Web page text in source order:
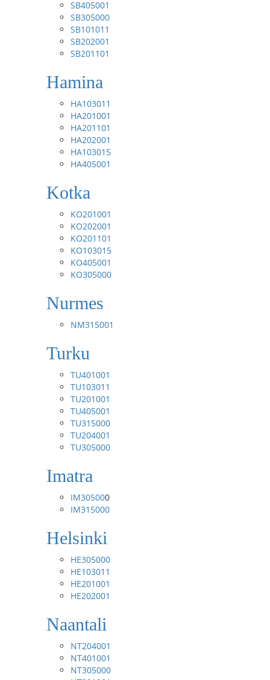
SB405001
SB305000
SB101011
SB202001
SB201101
Hamina
HA103011
HA201001
HA201101
HA202001
HA103015
HA405001
Kotka
KO201001
KO202001
KO201101
KO103015
KO405001
KO305000
Nurmes
NM315001
Turku
TU401001
TU103011
TU201001
TU405001
TU315000
TU204001
TU305000
Imatra
IM305000
IM315000
Helsinki
HE305000
HE103011
HE201001
HE202001
Naantali
NT204001
NT401001
NT305000